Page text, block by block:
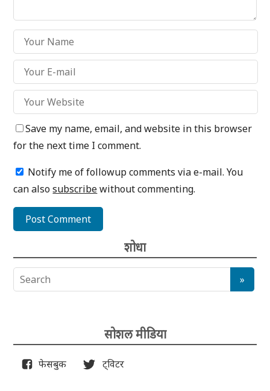
Save my name, email, and website in this browser
for the next time I comment.
Notify me of followup comments via e-mail. You
can alsosubscribewithout commenting.
शोधा
सोशल मीडिया
फेसबुक ट्विटर